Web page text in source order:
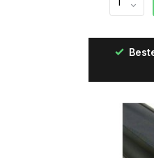
vóór 12:00 uur, de